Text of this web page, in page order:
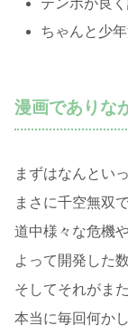
ちゃんと少
漫画でありな
まずはなんとい
まさに千空無双
道中様々な危機
よって開発した
そしてそれがまた
本当に毎回何か